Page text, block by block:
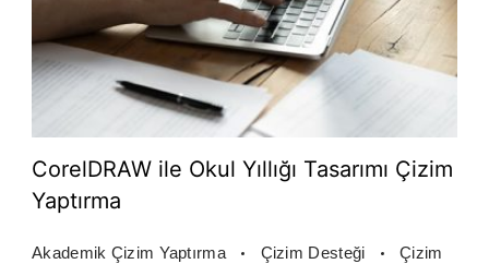
CorelDRAW ile Okul Yıllığı Tasarımı Çizim
Yaptırma
Akademik Çizim Yaptırma Çizim Desteği Çizim